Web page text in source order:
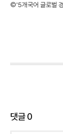
©'5개국어 글로벌 경
댓글0